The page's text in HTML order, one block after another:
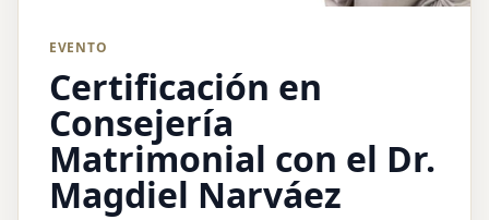
EVENTO
Certificación en
Consejería
Matrimonial con el Dr.
Magdiel Narváez